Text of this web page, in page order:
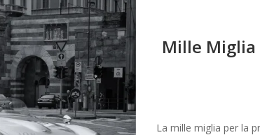
Mille Miglia
La mille miglia per la